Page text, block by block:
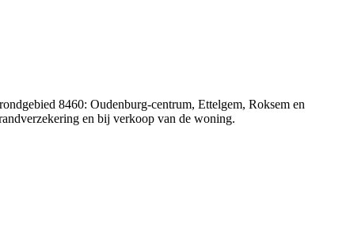
8460: Oudenburg-centrum, Ettelgem, Roksem en
en bij verkoop van de woning.